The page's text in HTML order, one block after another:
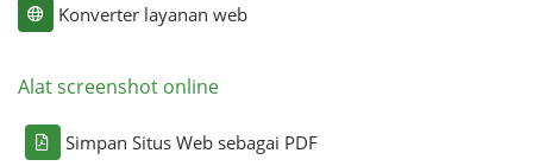
Konverter layanan web
Alat screenshot online
Simpan Situs Web sebagai PDF